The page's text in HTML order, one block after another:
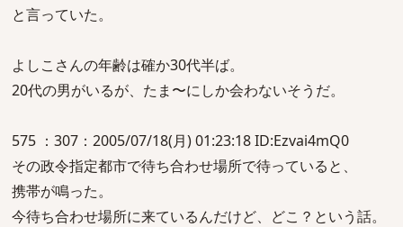
と言っていた。
よしこさんの年齢は確か30代半ば。
20代の男がいるが、たま〜にしか会わないそうだ。
575 ：307：2005/07/18(月) 01:23:18 ID:Ezvai4mQ0
その政令指定都市で待ち合わせ場所で待っていると、
携帯が鳴った。
今待ち合わせ場所に来ているんだけど、どこ？という話。